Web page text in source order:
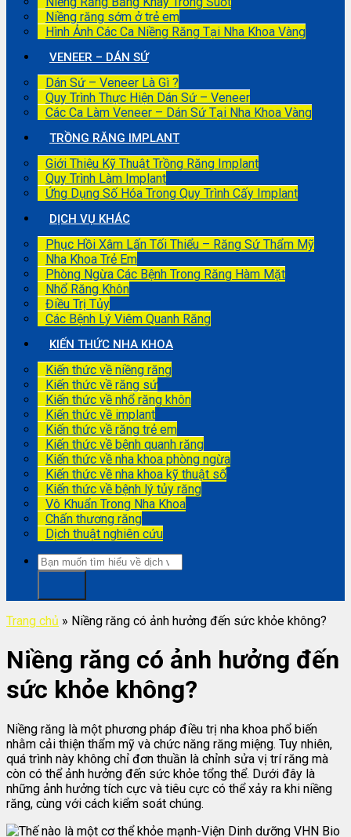
Niềng răng sớm ở trẻ em
Hình Ảnh Các Ca Niềng Răng Tại Nha Khoa Vàng
VENEER – DÁN SỨ
Dán Sứ – Veneer Là Gì ?
Quy Trình Thực Hiện Dán Sứ – Veneer
Các Ca Làm Veneer – Dán Sứ Tại Nha Khoa Vàng
TRỒNG RĂNG IMPLANT
Giới Thiệu Kỹ Thuật Trồng Răng Implant
Quy Trình Làm Implant
Ứng Dụng Số Hóa Trong Quy Trình Cấy Implant
DỊCH VỤ KHÁC
Phục Hồi Xâm Lấn Tối Thiểu – Răng Sứ Thẩm Mỹ
Nha Khoa Trẻ Em
Phòng Ngừa Các Bệnh Trong Răng Hàm Mặt
Nhổ Răng Khôn
Điều Trị Tủy
Các Bệnh Lý Viêm Quanh Răng
KIẾN THỨC NHA KHOA
Kiến thức về niềng răng
Kiến thức về răng sứ
Kiến thức về nhổ răng khôn
Kiến thức về implant
Kiến thức về răng trẻ em
Kiến thức về bệnh quanh răng
Kiến thức về nha khoa phòng ngừa
Kiến thức về nha khoa kỹ thuật số
Kiến thức về bệnh lý tủy răng
Vô Khuẩn Trong Nha Khoa
Chấn thương răng
Dịch thuật nghiên cứu
Trang chủ » Niềng răng có ảnh hưởng đến sức khỏe không?
Niềng răng có ảnh hưởng đến
sức khỏe không?
Niềng răng là một phương pháp điều trị nha khoa phổ biến
nhằm cải thiện thẩm mỹ và chức năng răng miệng. Tuy nhiên,
quá trình này không chỉ đơn thuần là chỉnh sửa vị trí răng mà
còn có thể ảnh hưởng đến sức khỏe tổng thể. Dưới đây là
những ảnh hưởng tích cực và tiêu cực có thể xảy ra khi niềng
răng, cùng với cách kiểm soát chúng.